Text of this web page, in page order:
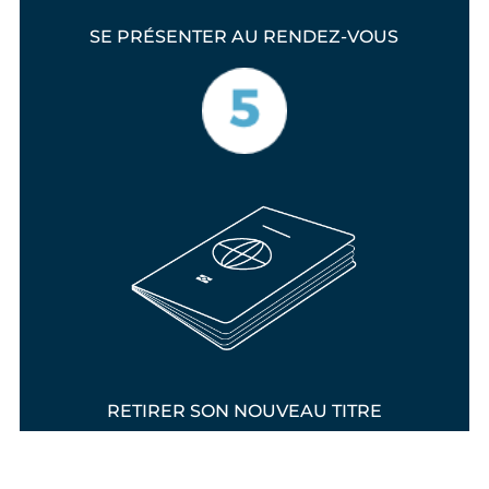
SE PRÉSENTER AU RENDEZ-VOUS
RETIRER SON NOUVEAU TITRE